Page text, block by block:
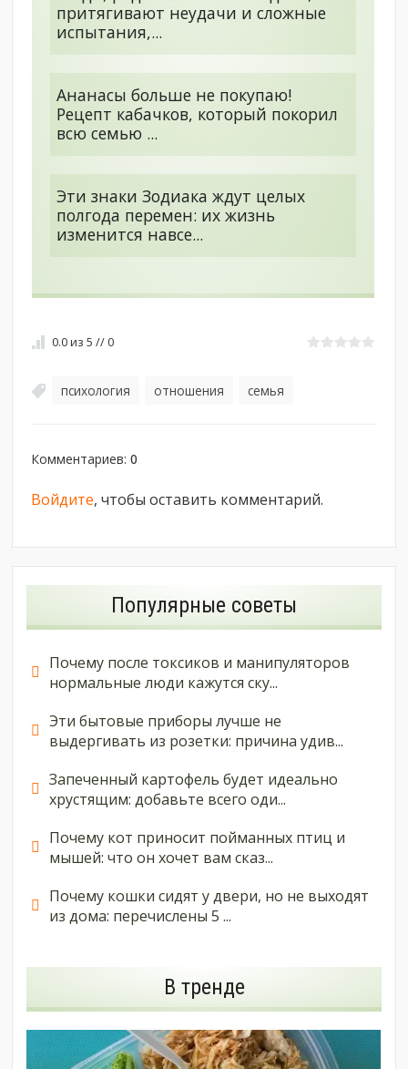
притягивают неудачи и сложные
испытания,...
Ананасы больше не покупаю!
Рецепт кабачков, который покорил
всю семью ...
Эти знаки Зодиака ждут целых
полгода перемен: их жизнь
изменится навсе...
0.0из5 // 0
психология отношения семья
Комментариев:0
Войдите, чтобы оставить комментарий.
Популярные советы
Почему после токсиков и манипуляторов
нормальные люди кажутся ску...
Эти бытовые приборы лучше не
выдергивать из розетки: причина удив...
Запеченный картофель будет идеально
хрустящим: добавьте всего оди...
Почему кот приносит пойманных птиц и
мышей: что он хочет вам сказ...
Почему кошки сидят у двери, но не выходят
из дома: перечислены 5 ...
В тренде